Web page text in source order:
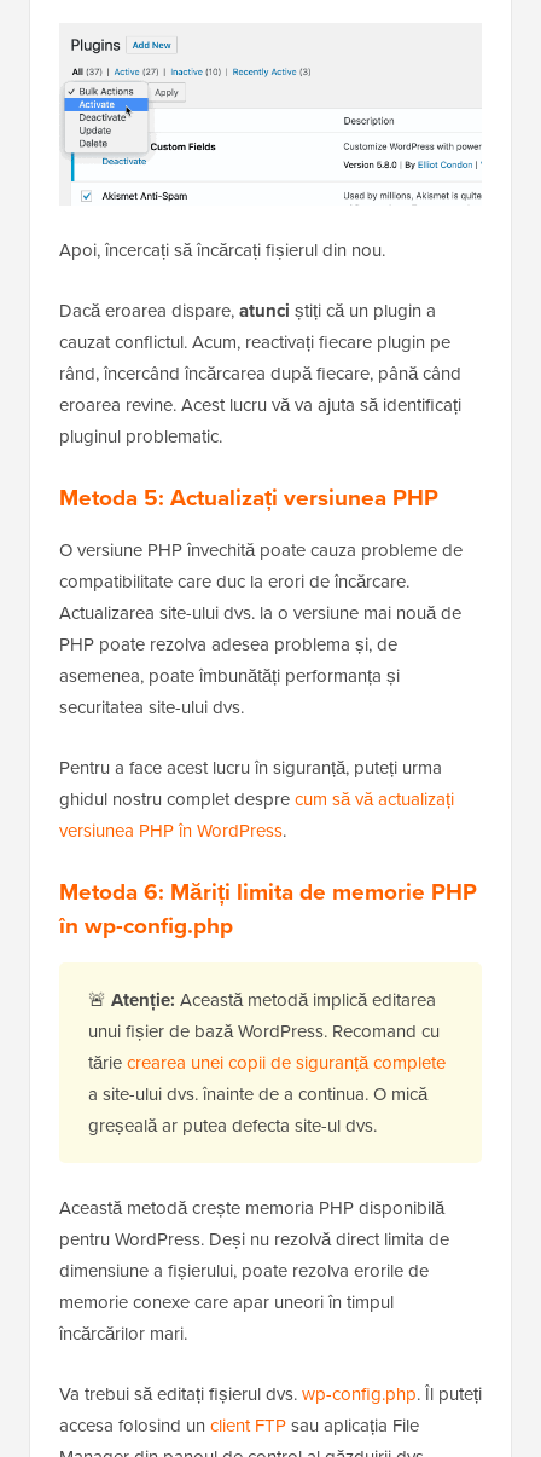
Pentru a verifica dacă aceasta este problema, puteți
dezactiva temporar toate pluginurile
reactivați unul câte unul.
Mai întâi, accesați pagina
din tabloul de
bord WordPress. Selectați toate pluginurile, alegeți
masă și apoi faceți clic pe „Aplicare”.
Apoi, încercați să încărcați fișierul din nou.
Dacă eroarea dispare,atunciștiți că un plugin a
cauzat conflictul. Acum, reactivați fiecare plugin pe
rând, încercând încărcarea după fiecare, până când
eroarea revine. Acest lucru vă va ajuta să identificați
pluginul problematic.
Metoda 5: Actualizați versiunea PHP
O versiune PHP învechită poate cauza probleme de
Actualizarea site-ului dvs. la o versiune mai nouă de
PHP poate rezolva adesea problema și, de
asemenea, poate îmbunătăți performanța și
Pentru a face acest lucru în siguranță, puteți urma
ghidul nostru complet desprecum să vă actualizați
versiunea PHP în WordPress.
Metoda 6: Măriți limita de memorie PHP
în wp-config.php
🚨Atenție:Această metodă implică editarea
unui fișier de bază WordPress. Recomand cu
tăriecrearea unei copii de siguranță complete
greșeală ar putea defecta site-ul dvs.